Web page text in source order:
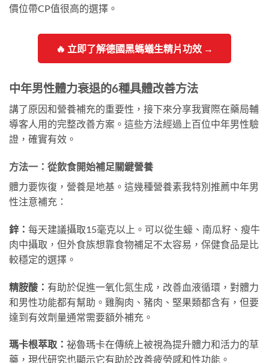
價位帶CP值很高的選擇。
🔥 立即了解德國黑螞蟻生精片功效 →
中年男性體力衰退的6種具體改善方法
講了原因和營養補充的重要性，接下來分享我實際在藥局輔
導客人用的完整改善方案。這些方法經過上百位中年男性驗
證，確實有效。
方法一：從飲食開始補足關鍵營養
體力要恢復，營養是地基。這幾種營養素我特別推薦中年男
性注意補充：
鋅： 每天建議攝取15毫克以上。可以從生蠔、南瓜籽、瘦牛
肉中攝取，但外食族想靠食物補足不太容易，保健食品是比
較穩定的選擇。
精胺酸： 有助於促進一氧化氮生成，改善血液循環，對體力
和男性功能都有幫助。雞胸肉、豬肉、堅果類都含有，但要
達到有效劑量通常需要額外補充。
瑪卡根萃取： 祕魯瑪卡在傳統上被視為提升體力和活力的草
藥，現代研究也顯示它有助於改善疲勞感和性功能。